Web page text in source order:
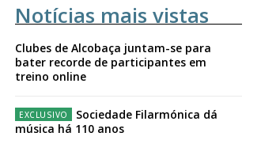
Notícias mais vistas
Clubes de Alcobaça juntam-se para
bater recorde de participantes em
treino online
Sociedade Filarmónica dá
música há 110 anos